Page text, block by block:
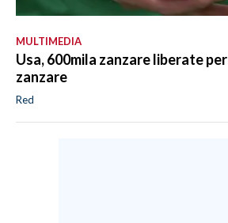
MULTIMEDIA
Usa, 600mila zanzare liberate
zanzare
Red